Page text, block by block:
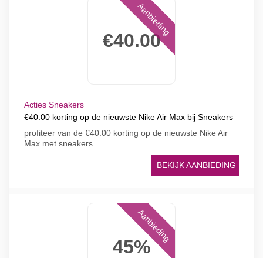
€40.00
Aanbieding
Acties Sneakers
€40.00 korting op de nieuwste Nike Air Max bij Sneakers
profiteer van de €40.00 korting op de nieuwste Nike Air
Max met sneakers
BEKIJK AANBIEDING
45%
Aanbieding